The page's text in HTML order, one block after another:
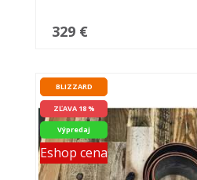
329 €
BLIZZARD
ZĽAVA 18 %
Výpredaj
Eshop cena